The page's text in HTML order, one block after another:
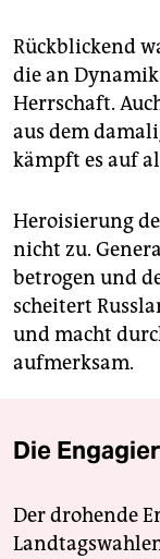
Rückblickend
die an
Herrschaft.
aus dem
kämpft es auf
Heroisierung
nicht zu.
betrogen und
scheitert
und macht
aufmerksam.
Die
Der drohende